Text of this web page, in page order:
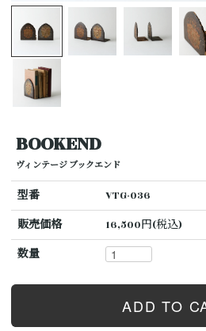
BOOKEND
ヴィンテージ ブックエンド
型番
VTG-036
販売価格
16,500円(税込)
数量